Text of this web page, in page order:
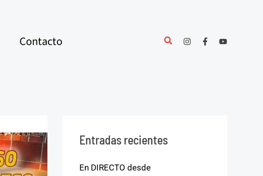
Contacto
Entradas recientes
En DIRECTO desde